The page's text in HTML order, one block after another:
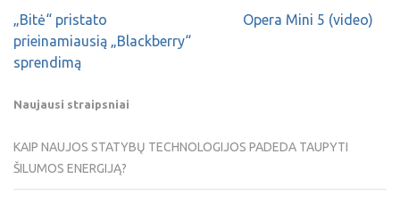
„Bitė“ pristato
prieinamiausią „Blackberry“
sprendimą
Opera Mini 5 (video)
Naujausi straipsniai
KAIP NAUJOS STATYBŲ TECHNOLOGIJOS PADEDA TAUPYTI
ŠILUMOS ENERGIJĄ?